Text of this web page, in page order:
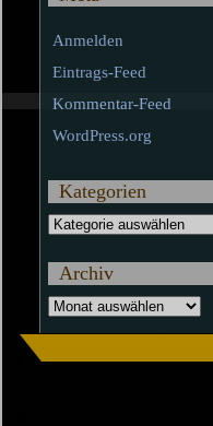
Anmelden
Eintrags-Feed
Kommentar-Feed
WordPress.org
Kategorien
Kategorien
Archiv
Archiv